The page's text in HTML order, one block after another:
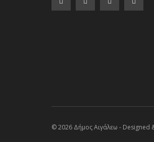
© 2026 Δήμος Αιγάλεω - Designed